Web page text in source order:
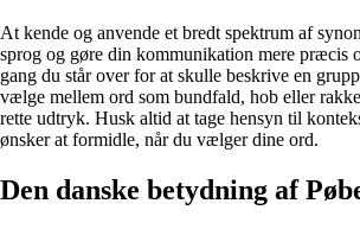
At kende og anvende et bredt spektrum af
sprog og gøre din kommunikation mere præcis
gang du står over for at skulle beskrive en
vælge mellem ord som bundfald, hob eller
rette udtryk. Husk altid at tage hensyn til
ønsker at formidle, når du vælger dine ord.
Den danske betydning af